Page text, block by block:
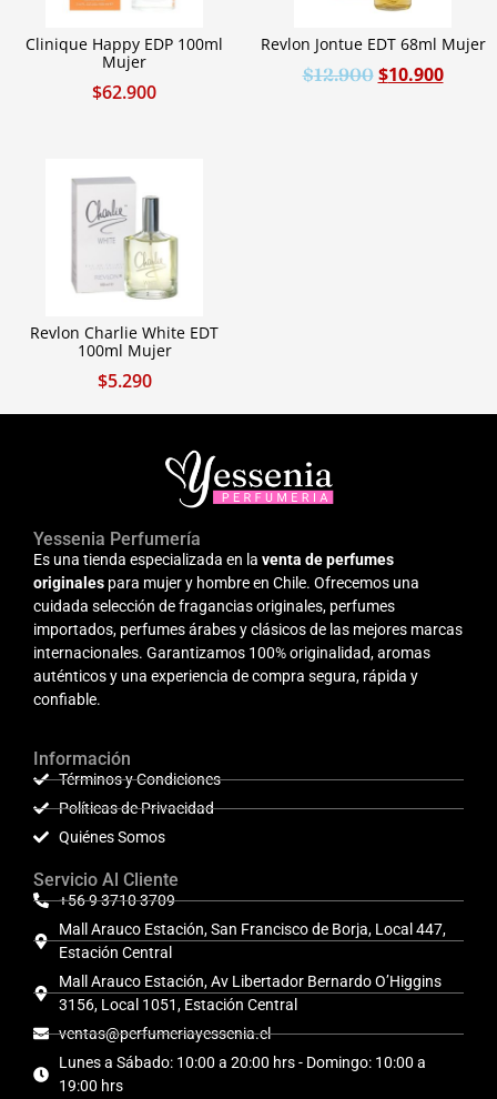
Clinique Happy EDP 100ml
Mujer
$62.900
Revlon Jontue EDT 68ml Mujer
$12.900 $10.900
Revlon Charlie White EDT
100ml Mujer
$5.290
Yessenia Perfumería
Es una tienda especializada en la venta de perfumes
originales para mujer y hombre en Chile. Ofrecemos una
cuidada selección de fragancias originales, perfumes
importados, perfumes árabes y clásicos de las mejores marcas
internacionales. Garantizamos 100% originalidad, aromas
auténticos y una experiencia de compra segura, rápida y
confiable.
Información
Términos y Condiciones
Políticas de Privacidad
Quiénes Somos
Servicio Al Cliente
+56 9 3710 3709
Mall Arauco Estación, San Francisco de Borja, Local 447,
Estación Central
Mall Arauco Estación, Av Libertador Bernardo O’Higgins
3156, Local 1051, Estación Central
ventas@perfumeriayessenia.cl
Lunes a Sábado: 10:00 a 20:00 hrs - Domingo: 10:00 a
19:00 hrs